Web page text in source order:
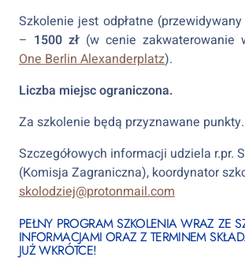
Szkolenie jest odpłatne
– 1500 zł (w cenie zakwaterowanie
One Berlin Alexanderplatz).
Liczba miejsc ograniczona.
Za szkolenie będą przyznawane punkty.
Szczegółowych informacji udziela r.pr.
(Komisja Zagraniczna), koordynator
skolodziej@protonmail.com
PEŁNY PROGRAM SZKOLENIA WRAZ ZE
INFORMACJAMI ORAZ Z TERMINEM
JUŻ WKRÓTCE!